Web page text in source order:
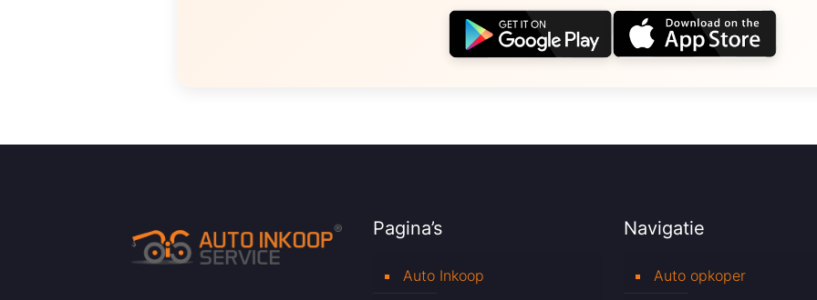
Pagina’s
Auto Inkoop
Navigatie
Auto opkoper